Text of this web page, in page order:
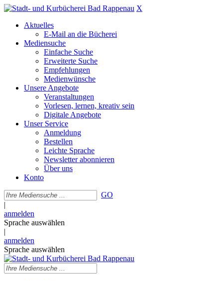
X
Aktuelles
E-Mail an die Bücherei
Mediensuche
Einfache Suche
Erweiterte Suche
Empfehlungen
Medienwünsche
Unsere Angebote
Veranstaltungen
Vorlesen, lernen, kreativ sein
Digitale Angebote
Unser Service
Anmeldung
Bestellen
Leichte Sprache
Newsletter abonnieren
Über uns
Konto
GO
|
anmelden
Sprache auswählen
|
anmelden
Sprache auswählen